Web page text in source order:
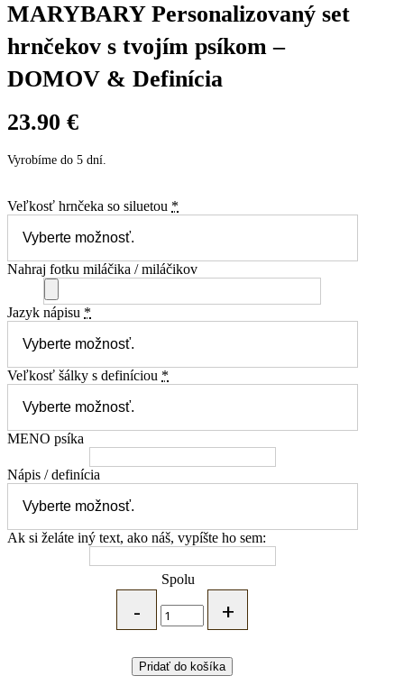
MARYBARY Personalizovaný set
hrnčekov s tvojím psíkom –
DOMOV & Definícia
23.90 €
Vyrobíme do 5 dní.
Veľkosť hrnčeka so siluetou *
Nahraj fotku miláčika / miláčikov
Jazyk nápisu *
Veľkosť šálky s definíciou *
MENO psíka
Nápis / definícia
Ak si želáte iný text, ako náš, vypíšte ho sem:
Spolu
Personalizovaný
set
tvojím
Pridať do košíka